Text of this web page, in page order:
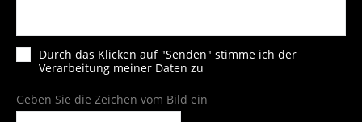
Durch das Klicken auf "Senden" stimme ich der
Verarbeitung meiner Daten zu
Geben Sie die Zeichen vom Bild ein